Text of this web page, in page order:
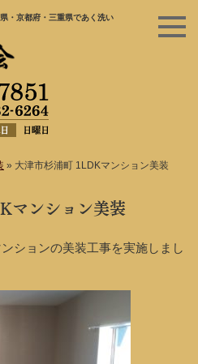
・京都府・三重県であく洗い
» 大津市杉浦町 1LDKマンション美装
マンション美装
ションの美装工事を実施しまし